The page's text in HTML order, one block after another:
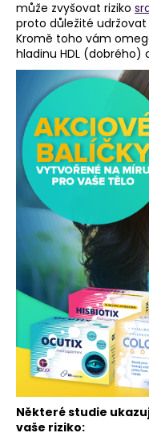
může zvyšovat riziko
proto důležité
Kromě toho vám
hladinu HDL (dobrého)
Některé studie
vaše riziko: